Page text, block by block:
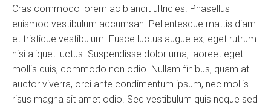
Cras commodo lorem ac blandit ultricies. Phasellus
euismod vestibulum accumsan. Pellentesque mattis diam
et tristique vestibulum. Fusce luctus augue ex, eget rutrum
nisi aliquet luctus. Suspendisse dolor urna, laoreet eget
mollis quis, commodo non odio. Nullam finibus, quam at
auctor viverra, orci ante condimentum ipsum, nec mollis
risus magna sit amet odio. Sed vestibulum quis neque sed